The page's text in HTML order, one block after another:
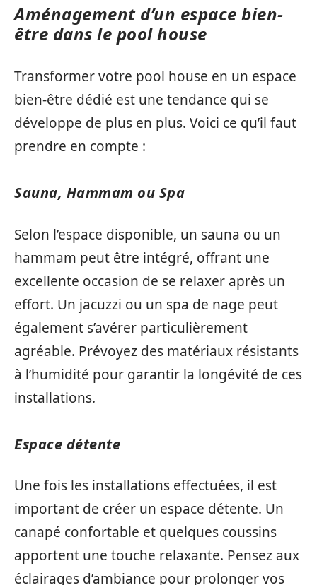
Aménagement d’un espace bien-
être dans le pool house
Transformer votre pool house en un espace
bien-être dédié est une tendance qui se
développe de plus en plus. Voici ce qu’il faut
prendre en compte :
Sauna, Hammam ou Spa
Selon l’espace disponible, un sauna ou un
hammam peut être intégré, offrant une
excellente occasion de se relaxer après un
effort. Un jacuzzi ou un spa de nage peut
également s’avérer particulièrement
agréable. Prévoyez des matériaux résistants
à l’humidité pour garantir la longévité de ces
installations.
Espace détente
Une fois les installations effectuées, il est
important de créer un espace détente. Un
canapé confortable et quelques coussins
apportent une touche relaxante. Pensez aux
éclairages d’ambiance pour prolonger vos